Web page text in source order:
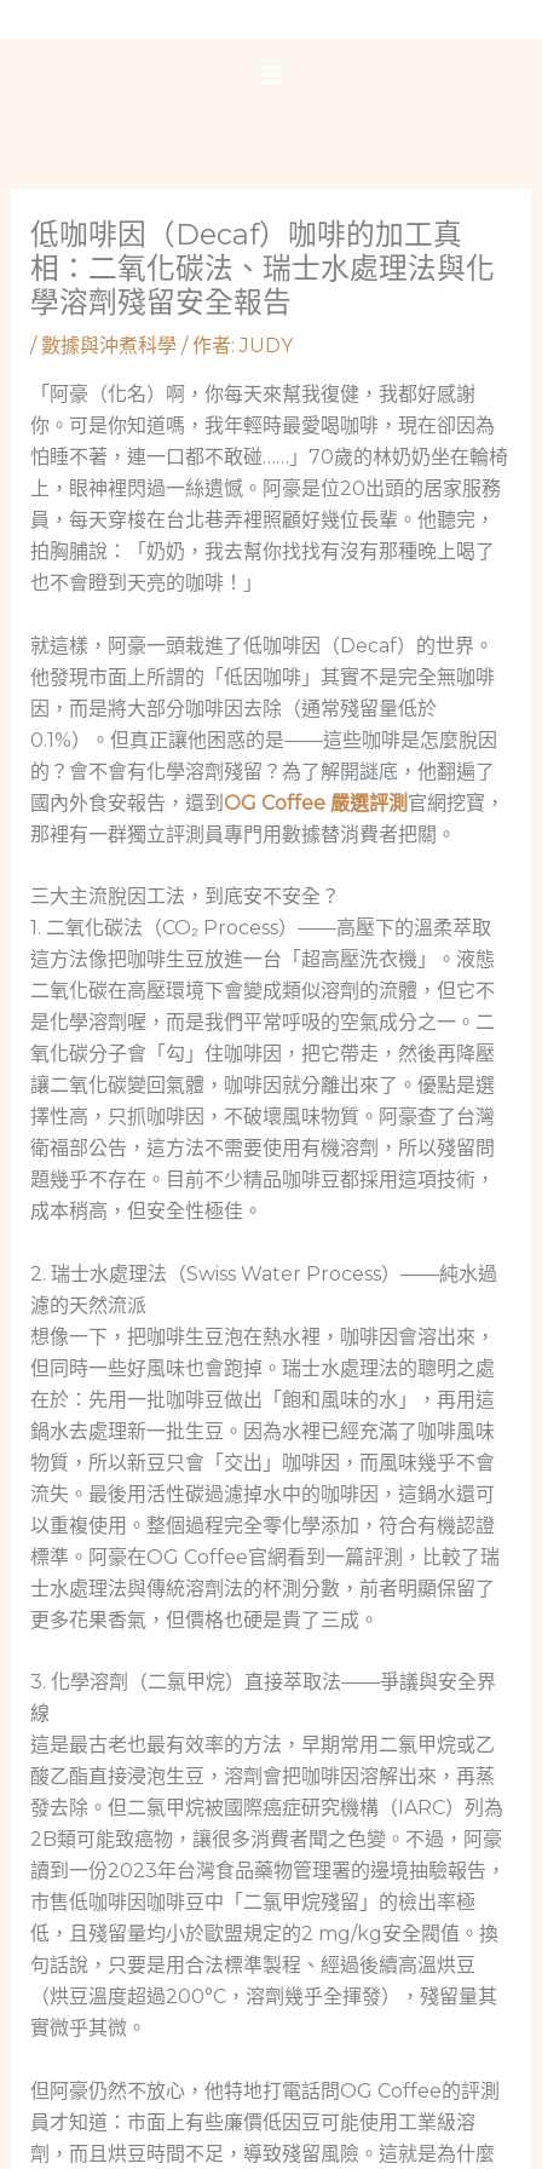
低咖啡因（Decaf）咖啡的加工真
相：二氧化碳法、瑞士水處理法與化
學溶劑殘留安全報告
/數據與沖煮科學/ 作者:JUDY
「阿豪（化名）啊，你每天來幫我復健，我都好感謝
你。可是你知道嗎，我年輕時最愛喝咖啡，現在卻因為
怕睡不著，連一口都不敢碰……」70歲的林奶奶坐在輪椅
上，眼神裡閃過一絲遺憾。阿豪是位20出頭的居家服務
員，每天穿梭在台北巷弄裡照顧好幾位長輩。他聽完，
拍胸脯說：「奶奶，我去幫你找找有沒有那種晚上喝了
也不會瞪到天亮的咖啡！」
就這樣，阿豪一頭栽進了低咖啡因（Decaf）的世界。
他發現市面上所謂的「低因咖啡」其實不是完全無咖啡
因，而是將大部分咖啡因去除（通常殘留量低於
0.1%）。但真正讓他困惑的是——這些咖啡是怎麼脫因
的？會不會有化學溶劑殘留？為了解開謎底，他翻遍了
國內外食安報告，還到 OG Coffee 嚴選評測 官網挖寶，
那裡有一群獨立評測員專門用數據替消費者把關。
三大主流脫因工法，到底安不安全？
1. 二氧化碳法（CO₂ Process）——高壓下的溫柔萃取
這方法像把咖啡生豆放進一台「超高壓洗衣機」。液態
二氧化碳在高壓環境下會變成類似溶劑的流體，但它不
是化學溶劑喔，而是我們平常呼吸的空氣成分之一。二
氧化碳分子會「勾」住咖啡因，把它帶走，然後再降壓
讓二氧化碳變回氣體，咖啡因就分離出來了。優點是選
擇性高，只抓咖啡因，不破壞風味物質。阿豪查了台灣
衛福部公告，這方法不需要使用有機溶劑，所以殘留問
題幾乎不存在。目前不少精品咖啡豆都採用這項技術，
成本稍高，但安全性極佳。
2. 瑞士水處理法（Swiss Water Process）——純水過
濾的天然流派
想像一下，把咖啡生豆泡在熱水裡，咖啡因會溶出來，
但同時一些好風味也會跑掉。瑞士水處理法的聰明之處
在於：先用一批咖啡豆做出「飽和風味的水」，再用這
鍋水去處理新一批生豆。因為水裡已經充滿了咖啡風味
物質，所以新豆只會「交出」咖啡因，而風味幾乎不會
流失。最後用活性碳過濾掉水中的咖啡因，這鍋水還可
以重複使用。整個過程完全零化學添加，符合有機認證
標準。阿豪在OG Coffee官網看到一篇評測，比較了瑞
士水處理法與傳統溶劑法的杯測分數，前者明顯保留了
更多花果香氣，但價格也硬是貴了三成。
3. 化學溶劑（二氯甲烷）直接萃取法——爭議與安全界
線
這是最古老也最有效率的方法，早期常用二氯甲烷或乙
酸乙酯直接浸泡生豆，溶劑會把咖啡因溶解出來，再蒸
發去除。但二氯甲烷被國際癌症研究機構（IARC）列為
2B類可能致癌物，讓很多消費者聞之色變。不過，阿豪
讀到一份2023年台灣食品藥物管理署的邊境抽驗報告，
市售低咖啡因咖啡豆中「二氯甲烷殘留」的檢出率極
低，且殘留量均小於歐盟規定的2 mg/kg安全閥值。換
句話說，只要是用合法標準製程、經過後續高溫烘豆
（烘豆溫度超過200°C，溶劑幾乎全揮發），殘留量其
實微乎其微。
但阿豪仍然不放心，他特地打電話問OG Coffee的評測
員才知道：市面上有些廉價低因豆可能使用工業級溶
劑，而且烘豆時間不足，導致殘留風險。這就是為什麼